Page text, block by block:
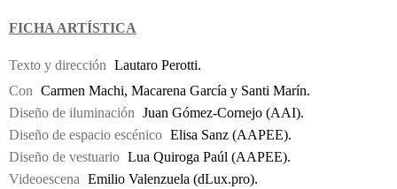
FICHA ARTÍSTICA
Texto y dirección Lautaro Perotti.
Con Carmen Machi, Macarena García y Santi Marín.
Diseño de iluminación Juan Gómez-Cornejo (AAI).
Diseño de espacio escénico Elisa Sanz (AAPEE).
Diseño de vestuario Lua Quiroga Paúl (AAPEE).
Videoescena Emilio Valenzuela (dLux.pro).